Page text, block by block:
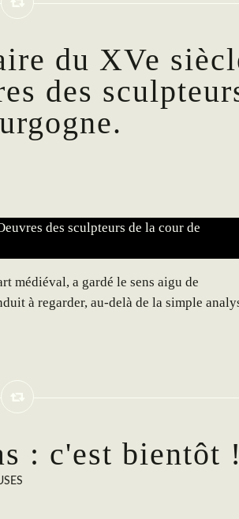
du XVe
des
médiéval, a gardé le sens aigu de
à regarder, au-delà de la simple
: c'est bientôt !